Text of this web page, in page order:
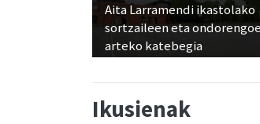
Aita Larramendi ikastolako
sortzaileen eta
arteko katebegia
Ikusienak